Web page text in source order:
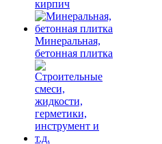
кирпич
Минеральная,
бетонная плитка